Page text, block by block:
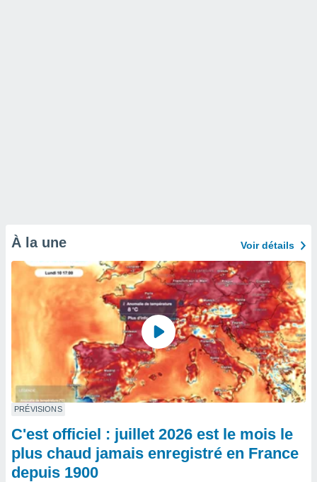
À la une Voir détails
PRÉVISIONS
C'est officiel : juillet 2026 est le mois le
plus chaud jamais enregistré en France
depuis 1900